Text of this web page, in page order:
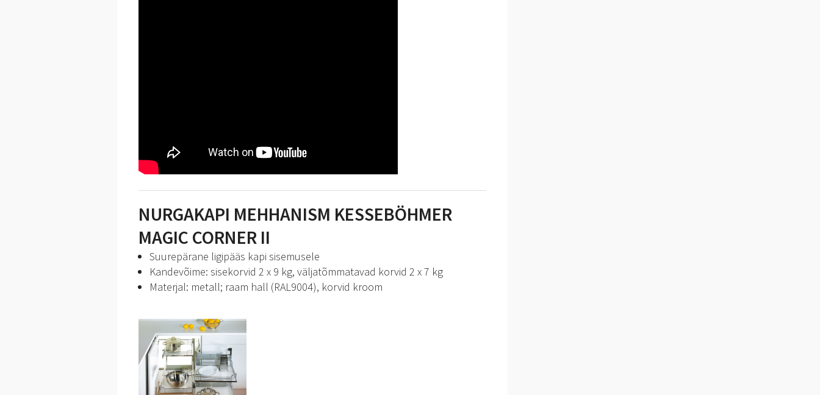
NURGAKAPI MEHHANISM KESSEBÖHMER
MAGIC CORNER II
Suurepärane ligipääs kapi sisemusele
Kandevõime: sisekorvid 2 x 9 kg, väljatõmmatavad korvid 2 x 7 kg
Materjal: metall; raam hall (RAL9004), korvid kroom